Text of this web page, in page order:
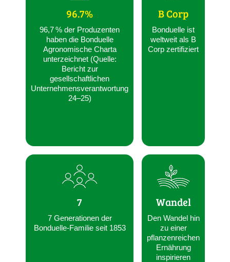
96.7%
96,7 % der Produzenten
haben die Bonduelle
Agronomische Charta
unterzeichnet (Quelle:
Bericht zur
gesellschaftlichen
Unternehmensverantwortung
24–25)
7
7 Generationen der
Bonduelle‑Familie seit 1853
B Corp
Bonduelle ist
weltweit als B
Corp zertifiziert
Wandel
Den Wandel hin
zu einer
pflanzenreichen
Ernährung
inspirieren